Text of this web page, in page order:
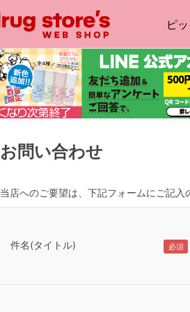
ピ
お問い合わせ
当店へのご要望は、下記フォームにご記入
件名(タイトル)